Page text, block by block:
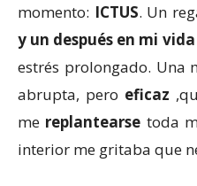
momento: ICTUS. Un
y un después en mi vida
estrés prolongado. Una
abrupta, pero eficaz
me replantearse toda
interior me gritaba que